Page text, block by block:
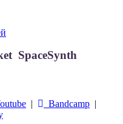
SpaceSynth
| Bandcamp |